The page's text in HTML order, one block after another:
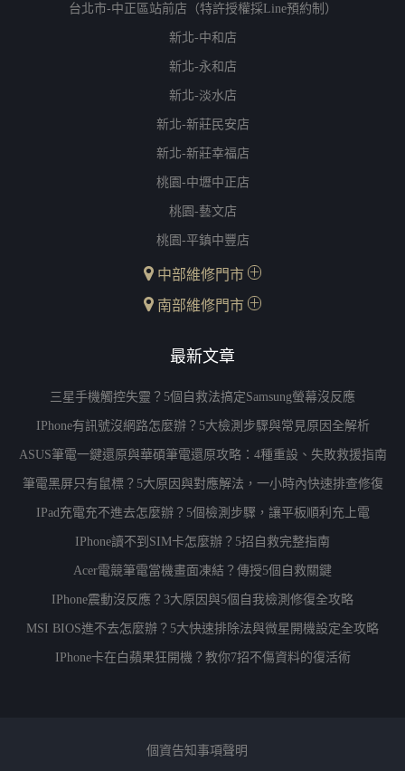
台北市-中正區站前店（特許授權採Line預約制）
新北-中和店
新北-永和店
新北-淡水店
新北-新莊民安店
新北-新莊幸福店
桃園-中壢中正店
桃園-藝文店
桃園-平鎮中豐店
中部維修門市
南部維修門市
最新文章
三星手機觸控失靈？5個自救法搞定Samsung螢幕沒反應
IPhone有訊號沒網路怎麼辦？5大檢測步驟與常見原因全解析
ASUS筆電一鍵還原與華碩筆電還原攻略：4種重設、失敗救援指南
筆電黑屏只有鼠標？5大原因與對應解法，一小時內快速排查修復
IPad充電充不進去怎麼辦？5個檢測步驟，讓平板順利充上電
IPhone讀不到SIM卡怎麼辦？5招自救完整指南
Acer電競筆電當機畫面凍結？傳授5個自救關鍵
IPhone震動沒反應？3大原因與5個自我檢測修復全攻略
MSI BIOS進不去怎麼辦？5大快速排除法與微星開機設定全攻略
IPhone卡在白蘋果狂開機？教你7招不傷資料的復活術
個資告知事項聲明